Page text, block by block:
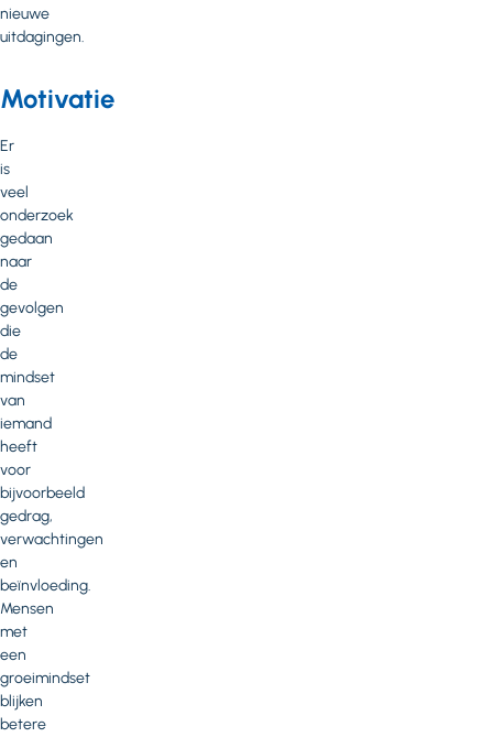
nieuwe
uitdagingen.
Motivatie
Er
is
veel
onderzoek
gedaan
naar
de
gevolgen
die
de
mindset
van
iemand
heeft
voor
bijvoorbeeld
gedrag,
verwachtingen
en
beïnvloeding.
Mensen
met
een
groeimindset
blijken
betere